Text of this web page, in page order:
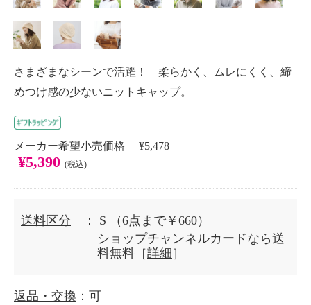
さまざまなシーンで活躍！ 柔らかく、ムレにくく、締
めつけ感の少ないニットキャップ。
メーカー希望小売価格 ¥5,478
¥5,390 (税込)
送料区分 ： S
（6点まで￥660）
ショップチャンネルカードなら送
料無料［詳細 ］
返品・交換 ：可